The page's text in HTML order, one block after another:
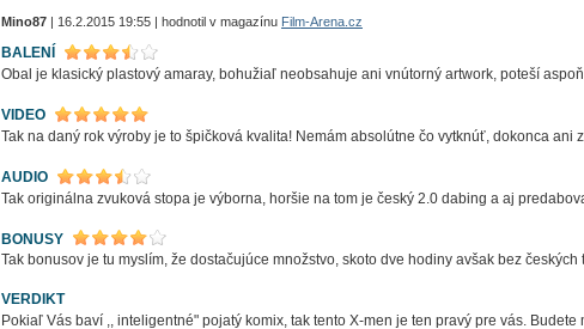
Mino87 | 16.2.2015 19:55 | hodnotil v magazínu Film-Arena.cz
BALENÍ
Obal je klasický plastový amaray, bohužiaľ neobsahuje ani vnútorný artwork, poteší
VIDEO
Tak na daný rok výroby je to špičková kvalita! Nemám absolútne čo vytknúť, dokonca ani
AUDIO
Tak originálna zvuková stopa je výborna, horšie na tom je český 2.0 dabing a aj
BONUSY
Tak bonusov je tu myslím, že dostačujúce množstvo, skoto dve hodiny avšak bez
VERDIKT
Pokiaľ Vás baví ,, inteligentné" pojatý komix, tak tento X-men je ten pravý pre vás. Budete